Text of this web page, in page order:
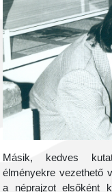
Másik, kedves
élményekre vezethető
a néprajzot elsőként